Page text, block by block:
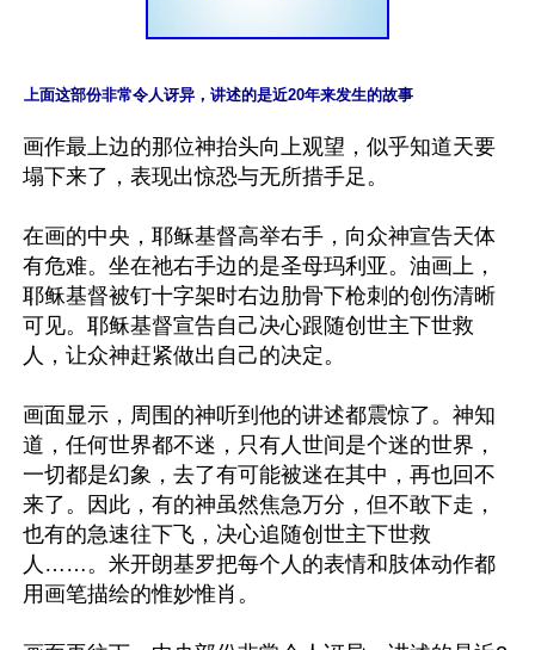
上面这部份非常令人讶异，讲述的是近20年来发生的故事
画作最上边的那位神抬头向上观望，似乎知道天要
塌下来了，表现出惊恐与无所措手足。
在画的中央，耶稣基督高举右手，向众神宣告天体
有危难。坐在祂右手边的是圣母玛利亚。油画上，
耶稣基督被钉十字架时右边肋骨下枪刺的创伤清晰
可见。耶稣基督宣告自己决心跟随创世主下世救
人，让众神赶紧做出自己的决定。
画面显示，周围的神听到他的讲述都震惊了。神知
道，任何世界都不迷，只有人世间是个迷的世界，
一切都是幻象，去了有可能被迷在其中，再也回不
来了。因此，有的神虽然焦急万分，但不敢下走，
也有的急速往下飞，决心追随创世主下世救
人……。米开朗基罗把每个人的表情和肢体动作都
用画笔描绘的惟妙惟肖。